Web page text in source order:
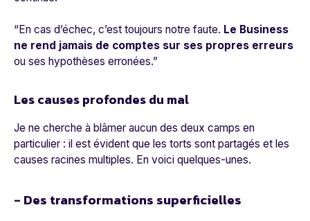
“En cas d’échec, c’est toujours notre faute. Le Business
ne rend jamais de comptes sur ses propres erreurs
ou ses hypothèses erronées.”
Les causes profondes du mal
Je ne cherche à blâmer aucun des deux camps en
particulier : il est évident que les torts sont partagés et les
causes racines multiples. En voici quelques-unes.
- Des transformations superficielles